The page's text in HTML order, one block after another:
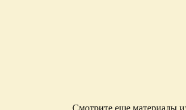
Смотрите еще материалы